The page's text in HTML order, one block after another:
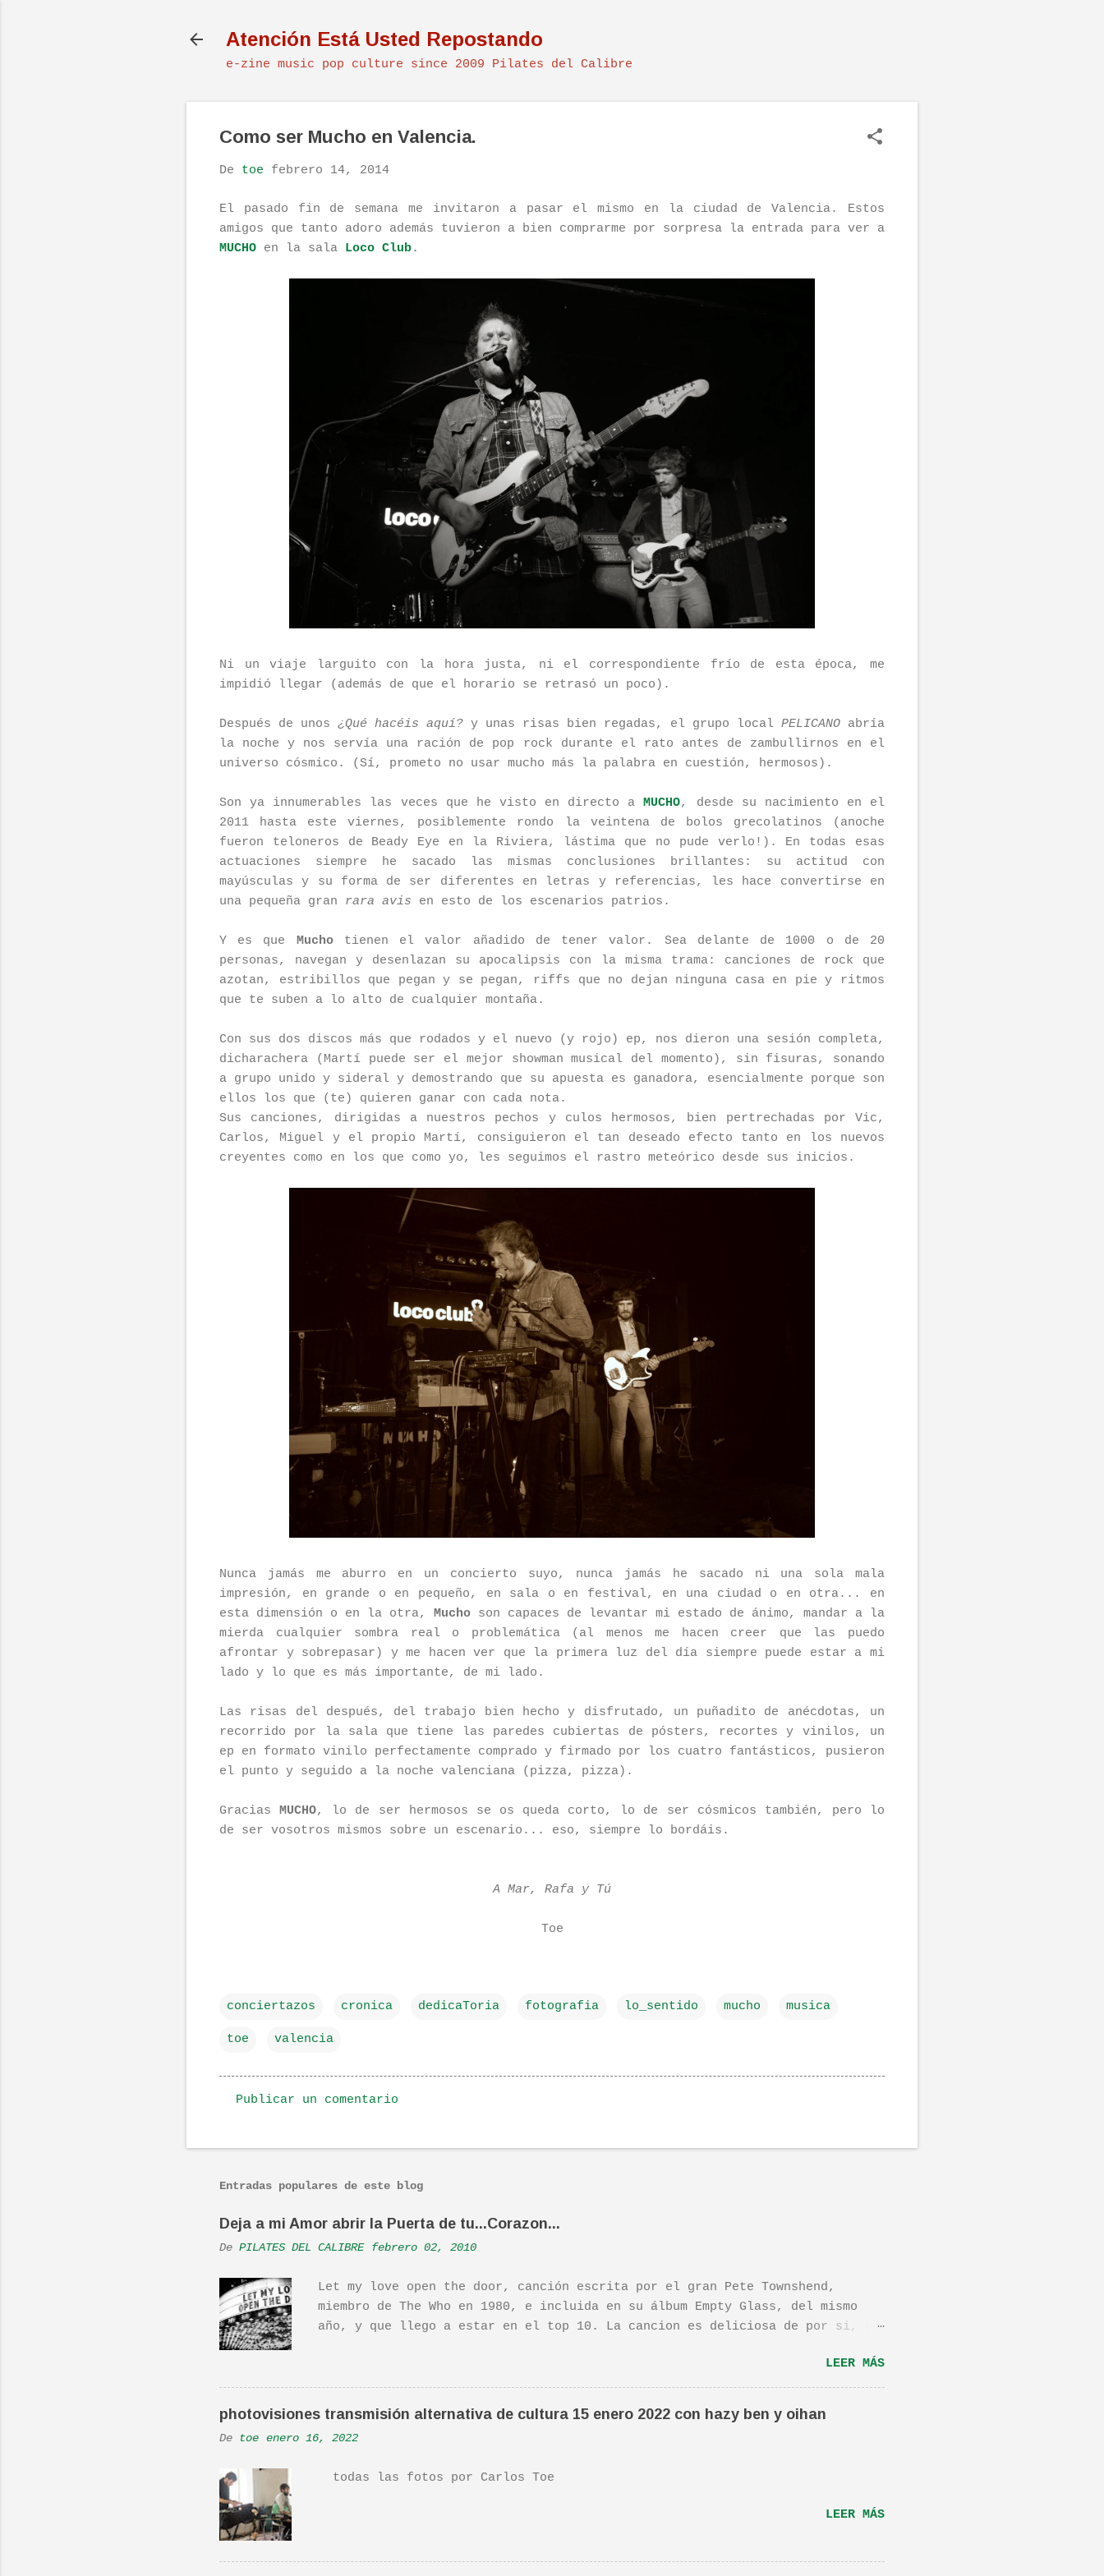
Atención Está Usted Repostando
e-zine music pop culture since 2009 Pilates del Calibre
Como ser Mucho en Valencia.
De toe febrero 14, 2014
El pasado fin de semana me invitaron a pasar el mismo en la ciudad de Valencia. Estos
amigos que tanto adoro además tuvieron a bien comprarme por sorpresa la entrada para ver a
MUCHO en la sala Loco Club.
Ni un viaje larguito con la hora justa, ni el correspondiente frío de esta época, me
impidió llegar (además de que el horario se retrasó un poco).
Después de unos ¿Qué hacéis aquí? y unas risas bien regadas, el grupo local PELICANO abría
la noche y nos servía una ración de pop rock durante el rato antes de zambullirnos en el
universo cósmico. (Sí, prometo no usar mucho más la palabra en cuestión, hermosos).
Son ya innumerables las veces que he visto en directo aMUCHO, desde su nacimiento en el
2011 hasta este viernes, posiblemente rondo la veintena de bolos grecolatinos (anoche
fueron teloneros de Beady Eye en la Riviera, lástima que no pude verlo!). En todas esas
actuaciones siempre he sacado las mismas conclusiones brillantes: su actitud con
mayúsculas y su forma de ser diferentes en letras y referencias, les hace convertirse en
una pequeña gran rara avis en esto de los escenarios patrios.
Y es que Muchotienen el valor añadido de tener valor. Sea delante de 1000 o de 20
personas, navegan y desenlazan su apocalipsis con la misma trama: canciones de rock que
azotan, estribillos que pegan y se pegan, riffs que no dejan ninguna casa en pie y ritmos
que te suben a lo alto de cualquier montaña.
Con sus dos discos más que rodados y el nuevo (y rojo) ep, nos dieron una sesión completa,
dicharachera (Martí puede ser el mejor showman musical del momento), sin fisuras, sonando
a grupo unido y sideral y demostrando que su apuesta es ganadora, esencialmente porque son
ellos los que (te) quieren ganar con cada nota.
Sus canciones, dirigidas a nuestros pechos y culos hermosos, bien pertrechadas por Vic,
Carlos, Miguel y el propio Martí, consiguieron el tan deseado efecto tanto en los nuevos
creyentes como en los que como yo, les seguimos el rastro meteórico desde sus inicios.
Nunca jamás me aburro en un concierto suyo, nunca jamás he sacado ni una sola mala
impresión, en grande o en pequeño, en sala o en festival, en una ciudad o en otra... en
esta dimensión o en la otra, Mucho son capaces de levantar mi estado de ánimo, mandar a la
mierda cualquier sombra real o problemática (al menos me hacen creer que las puedo
afrontar y sobrepasar) y me hacen ver que la primera luz del día siempre puede estar a mi
lado y lo que es más importante, de mi lado.
Las risas del después, del trabajo bien hecho y disfrutado, un puñadito de anécdotas, un
recorrido por la sala que tiene las paredes cubiertas de pósters, recortes y vinilos, un
ep en formato vinilo perfectamente comprado y firmado por los cuatro fantásticos, pusieron
el punto y seguido a la noche valenciana (pizza, pizza).
GraciasMUCHO, lo de ser hermosos se os queda corto, lo de ser cósmicos también, pero lo
de ser vosotros mismos sobre un escenario... eso, siempre lo bordáis.
A Mar, Rafa y Tú
Toe
conciertazos cronica dedicaToria fotografia lo_sentido mucho musica
toe valencia
e
t
a
r
i
o
s
Publicar un comentario
Entradas populares de este blog
Deja a mi Amor abrir la Puerta de tu...Corazon...
De PILATES DEL CALIBRE febrero 02, 2010
Let my love open the door, canción escrita por el gran Pete Townshend,
miembro de The Who en 1980, e incluida en su álbum Empty Glass, del mismo
año, y que llego a estar en el top 10. La cancion es deliciosa de por si, de
una actuación de Pete. Ayer pude ver una estupenda película llamada "Dan in
Real Life". Recomendada por TOE hace unos posts.Yo también os la recomiendo.
En una escena de la peli Dan y su hermano interpretan esta canción.De hecho
la Banda sonora, interpretada por Sondre Lerche , incluye una magnifica Per-
Versión de este tema de Townshend. PINCHA AQUÍ Y LA TENDRÁS...
LEER MÁS
photovisiones transmisión alternativa de cultura 15 enero 2022 con hazy ben y oihan
De toe enero 16, 2022
todas las fotos por Carlos Toe
LEER MÁS